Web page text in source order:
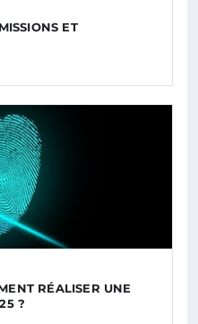
ET
RÉALISER UNE
?